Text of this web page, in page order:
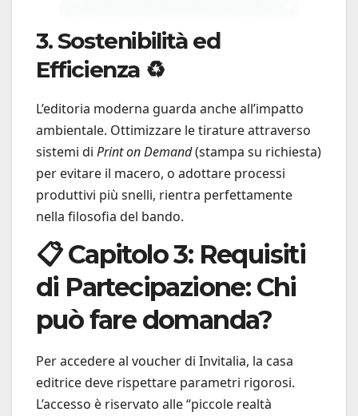
3. Sostenibilità ed
Efficienza ♻️
L’editoria moderna guarda anche all’impatto
ambientale. Ottimizzare le tirature attraverso
sistemi di Print on Demand(stampa su richiesta)
per evitare il macero, o adottare processi
produttivi più snelli, rientra perfettamente
nella filosofia del bando.
📋 Capitolo 3: Requisiti
di Partecipazione: Chi
può fare domanda?
Per accedere al voucher di Invitalia, la casa
editrice deve rispettare parametri rigorosi.
L’accesso è riservato alle “piccole realtà